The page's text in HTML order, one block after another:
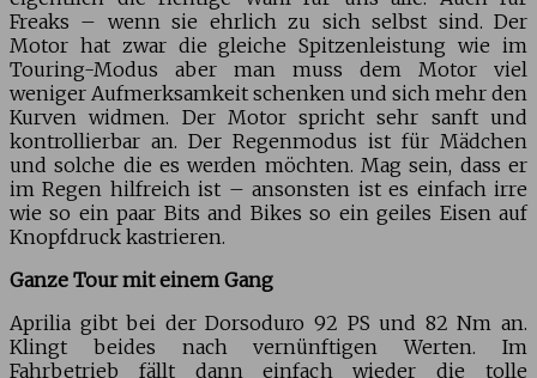
Freaks – wenn sie ehrlich zu sich selbst sind. Der
Motor hat zwar die gleiche Spitzenleistung wie im
Touring-Modus aber man muss dem Motor viel
weniger Aufmerksamkeit schenken und sich mehr den
Kurven widmen. Der Motor spricht sehr sanft und
kontrollierbar an. Der Regenmodus ist für Mädchen
und solche die es werden möchten. Mag sein, dass er
im Regen hilfreich ist – ansonsten ist es einfach irre
wie so ein paar Bits and Bikes so ein geiles Eisen auf
Knopfdruck kastrieren.
Ganze Tour mit einem Gang
Aprilia gibt bei der Dorsoduro 92 PS und 82 Nm an.
Klingt beides nach vernünftigen Werten. Im
Fahrbetrieb fällt dann einfach wieder die tolle